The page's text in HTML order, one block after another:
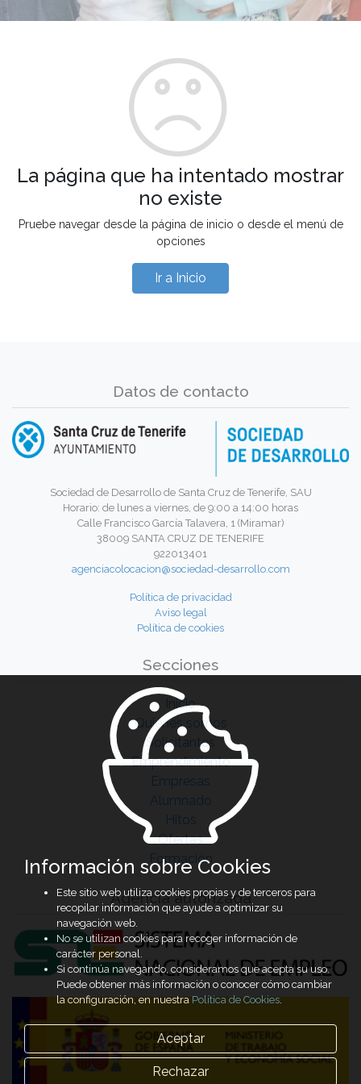
La página que ha intentado mostrar
no existe
Pruebe navegar desde la página de inicio o desde el menú de
opciones
Ir a Inicio
Datos de contacto
Sociedad de Desarrollo de Santa Cruz de Tenerife, SAU
Horario: de lunes a viernes, de 9:00 a 14:00 horas
Calle Francisco García Talavera, 1 (Miramar)
38009 SANTA CRUZ DE TENERIFE
922013401
agenciacolocacion@sociedad-desarrollo.com
Política de privacidad
Aviso legal
Política de cookies
Secciones
Inicio
Quiénes somos
Solicitantes
Emprendimiento
Empresas
Alumnado
Hitos
Ofertas
Formación
Agencia autorizada
Información sobre Cookies
Este sitio web utiliza cookies propias y de terceros para
recopilar información que ayude a optimizar su
navegación web.
No se utilizan cookies para recoger información de
carácter personal.
Si continúa navegando, consideramos que acepta su uso.
Puede obtener más información o conocer cómo cambiar
la configuración, en nuestraPolítica de Cookies.
Aceptar
Rechazar